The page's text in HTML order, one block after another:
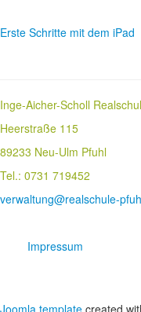
Erste Schritte mit dem iPad
Inge-Aicher-Scholl
Heerstraße 115
89233 Neu-Ulm Pfuhl
Tel.: 0731 719452
verwaltung@realschule-
Impressum
Joomla template created